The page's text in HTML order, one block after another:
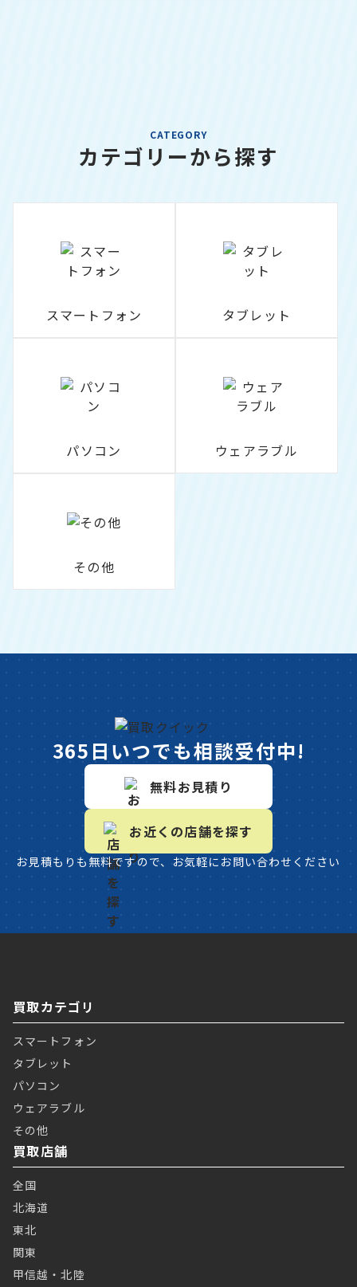
CATEGORY
カテゴリーから探す
スマートフォン タブレット
パソコン ウェアラブル
その他
365日いつでも相談受付中!
無料お見積り
お近くの店舗を探す
お見積もりも無料ですので、お気軽にお問い合わせください
買取カテゴリ
スマートフォン
タブレット
パソコン
ウェアラブル
その他
買取店舗
全国
北海道
東北
関東
甲信越・北陸